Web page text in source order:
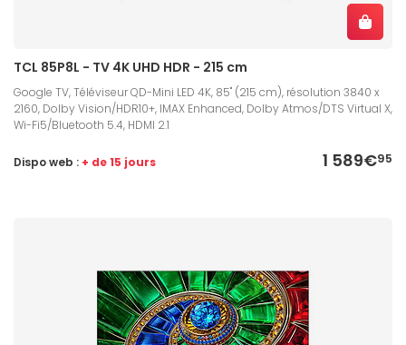
TCL 85P8L - TV 4K UHD HDR - 215 cm
Google TV, Téléviseur QD-Mini LED 4K, 85" (215 cm), résolution 3840 x
2160, Dolby Vision/HDR10+, IMAX Enhanced, Dolby Atmos/DTS Virtual X,
Wi-Fi5/Bluetooth 5.4, HDMI 2.1
1 589€95
Dispo web : + de 15 jours